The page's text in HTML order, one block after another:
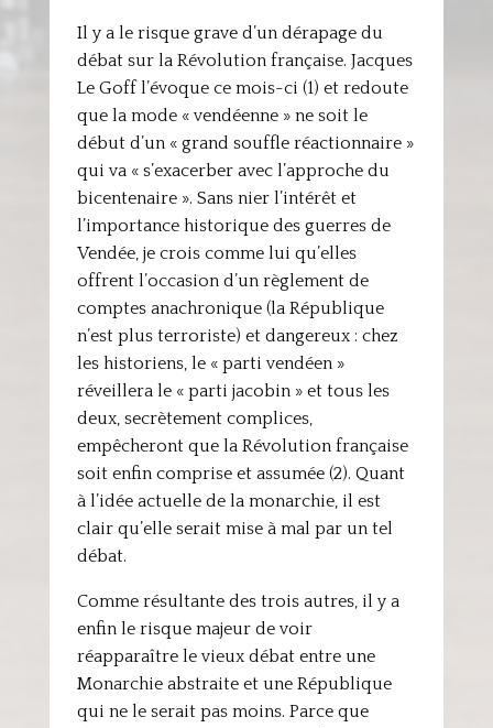
Il y a le risque grave d’un dérapage du
débat sur la Révolution française. Jacques
Le Goff l’évoque ce mois-ci (1) et redoute
que la mode « vendéenne » ne soit le
début d’un « grand souffle réactionnaire »
qui va « s’exacerber avec l’approche du
bicentenaire ». Sans nier l’intérêt et
l’importance historique des guerres de
Vendée, je crois comme lui qu’elles
offrent l’occasion d’un règlement de
comptes anachronique (la République
n’est plus terroriste) et dangereux : chez
les historiens, le « parti vendéen »
réveillera le « parti jacobin » et tous les
deux, secrètement complices,
empêcheront que la Révolution française
soit enfin comprise et assumée (2). Quant
à l’idée actuelle de la monarchie, il est
clair qu’elle serait mise à mal par un tel
débat.
Comme résultante des trois autres, il y a
enfin le risque majeur de voir
réapparaître le vieux débat entre une
Monarchie abstraite et une République
qui ne le serait pas moins. Parce que